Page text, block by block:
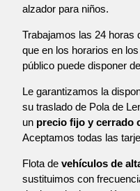
alzador para niños.
Trabajamos las 24 horas
que en los horarios en
público puede disponer
Le garantizamos la
su traslado de Pola de
un precio fijo y cerrado
Aceptamos todas las
Flota de vehículos de
sustituimos con